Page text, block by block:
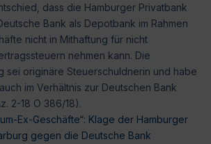
dass die Hamburger Privatbank
Bank als Depotbank im Rahmen
nicht in Mithaftung für nicht
nehmen kann. Die
sei originäre Steuerschuldnerin und habe
im Verhältnis zur Deutschen Bank
2-18 O 386/18).
Ex-Geschäfte“: Klage der Hamburger
gegen die Deutsche Bank